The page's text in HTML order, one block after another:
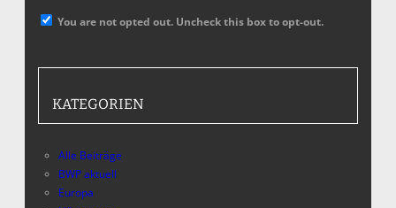
You are not opted out. Uncheck this box to opt-out.
KATEGORIEN
Alle Beiträge
BWP aktuell
Europa